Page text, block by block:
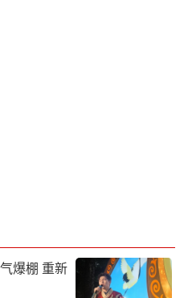
爆棚 重新